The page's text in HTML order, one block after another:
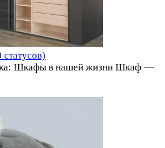
Шкафы в нашей жизни Шкаф —